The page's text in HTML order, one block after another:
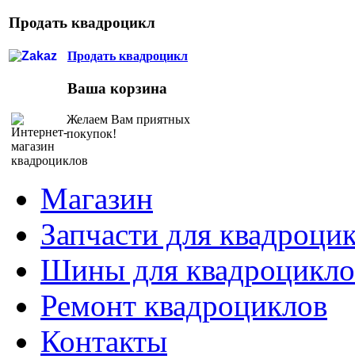
Продать квадроцикл
Продать квадроцикл
Ваша корзина
Желаем Вам приятных
покупок!
Магазин
Запчасти для
Шины для
Ремонт квадроциклов
Контакты